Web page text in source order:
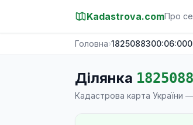
Kadastrova.comПро
Головна›
Ділянка
Кадастрова карта України